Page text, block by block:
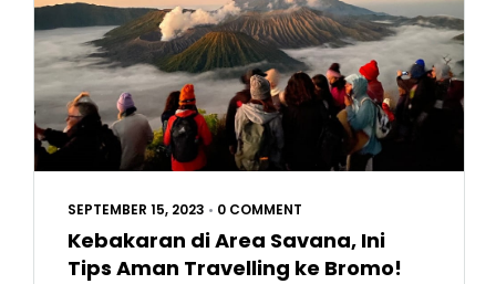
SEPTEMBER 15, 2023 • 0 COMMENT
Kebakaran di Area Savana, Ini
Tips Aman Travelling ke Bromo!